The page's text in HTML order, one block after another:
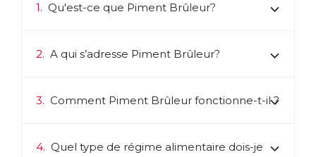
1. Qu'est-ce que Piment Brûleur?
2. A qui s’adresse Piment Brûleur?
3. Comment Piment Brûleur fonctionne-t-il ?
4. Quel type de régime alimentaire dois-je